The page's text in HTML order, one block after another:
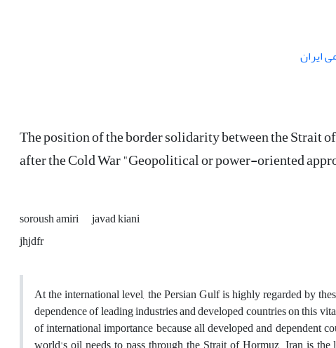
ایران
The position of the border solidarity between the Strait
after the Cold War "Geopolitical or power-oriented
soroush amiri
javad kiani
jhjdfr
At the international level, the Persian Gulf is highly regarded by
dependence of leading industries and developed countries on this
of international importance because all developed and dependent